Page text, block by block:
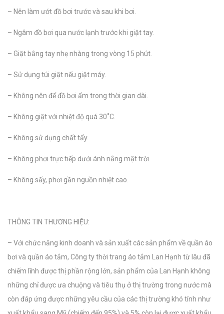
– Nên làm ướt đồ bơi trước và sau khi bơi.
– Ngâm đồ bơi qua nước lạnh trước khi giặt tay.
– Giặt bằng tay nhẹ nhàng trong vòng 15 phút.
– Sử dụng túi giặt nếu giặt máy.
– Không nên để đồ bơi ẩm trong thời gian dài.
– Không giặt với nhiệt độ quá 30˚C.
– Không sử dụng chất tẩy.
– Không phơi trực tiếp dưới ánh nắng mặt trời.
– Không sấy, phơi gần nguồn nhiệt cao.
THÔNG TIN THƯƠNG HIỆU:
– Với chức năng kinh doanh và sản xuất các sản phẩm về quần áo
bơi và quần áo tắm, Công ty thời trang áo tắm Lan Hạnh từ lâu đã
chiếm lĩnh được thị phần rộng lớn, sản phẩm của Lan Hạnh không
những chỉ được ưa chuộng và tiêu thụ ở thị trường trong nước mà
còn đáp ứng được những yêu cầu của các thị trường khó tính như